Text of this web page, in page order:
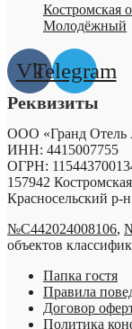
Костромская
Молодёжный
VkTelegram
Реквизиты
ООО «Гранд Отель
ИНН: 4415007755
ОГРН:
157942
Красносельский
№С442024008106,
объектов
Папка гостя
Правила
Договор
Политика